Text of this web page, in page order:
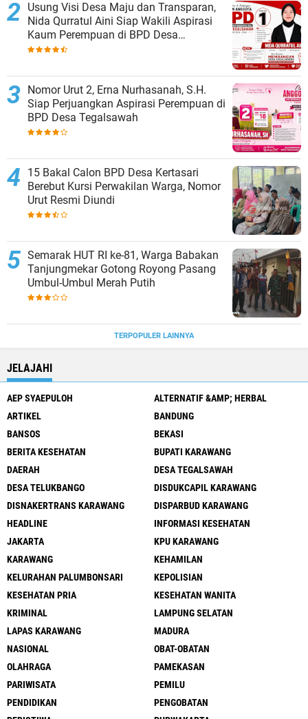
Usung Visi Desa Maju dan Transparan,
Nida Qurratul Aini Siap Wakili Aspirasi
Kaum Perempuan di BPD Desa
Tegalsawah
Nomor Urut 2, Erna Nurhasanah, S.H.
Siap Perjuangkan Aspirasi Perempuan di
BPD Desa Tegalsawah
15 Bakal Calon BPD Desa Kertasari
Berebut Kursi Perwakilan Warga, Nomor
Urut Resmi Diundi
Semarak HUT RI ke-81, Warga Babakan
Tanjungmekar Gotong Royong Pasang
Umbul-Umbul Merah Putih
TERPOPULER LAINNYA
JELAJAHI
AEP SYAEPULOH
ALTERNATIF &AMP; HERBAL
ARTIKEL
BANDUNG
BANSOS
BEKASI
BERITA KESEHATAN
BUPATI KARAWANG
DAERAH
DESA TEGALSAWAH
DESA TELUKBANGO
DISDUKCAPIL KARAWANG
DISNAKERTRANS KARAWANG
DISPARBUD KARAWANG
HEADLINE
INFORMASI KESEHATAN
JAKARTA
KPU KARAWANG
KARAWANG
KEHAMILAN
KELURAHAN PALUMBONSARI
KEPOLISIAN
KESEHATAN PRIA
KESEHATAN WANITA
KRIMINAL
LAMPUNG SELATAN
LAPAS KARAWANG
MADURA
NASIONAL
OBAT-OBATAN
OLAHRAGA
PAMEKASAN
PARIWISATA
PEMILU
PENDIDIKAN
PENGOBATAN